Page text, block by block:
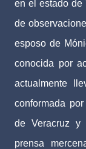
en el estado de
de
esposo de
conocida por
actualmente
conformada
de Veracruz y
prensa